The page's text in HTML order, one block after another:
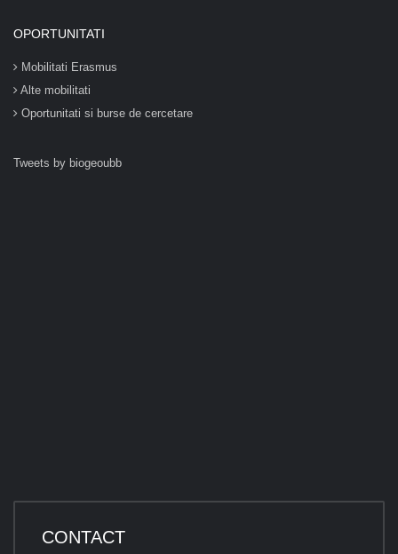
OPORTUNITATI
Mobilitati Erasmus
Alte mobilitati
Oportunitati si burse de cercetare
Tweets by biogeoubb
CONTACT